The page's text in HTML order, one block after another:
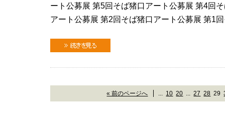
ート公募展 第5回そば猪口アート公募展 第4回
アート公募展 第2回そば猪口アート公募展 第1
« 前のページへ 10 20 27 28 29